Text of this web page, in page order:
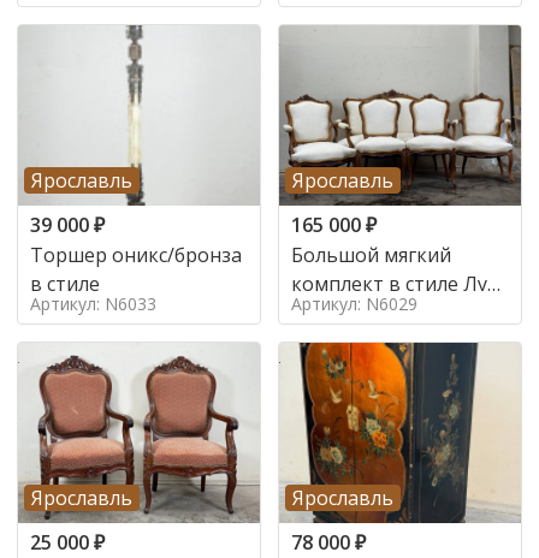
Ярославль
39 000₽
Торшер оникс/бронза
в стиле
Артикул: N6033
Ярославль
165 000₽
Большой мягкий
комплект в стиле Луи
в стиле
Артикул: N6029
Ярославль
25 000₽
Ярославль
78 000₽